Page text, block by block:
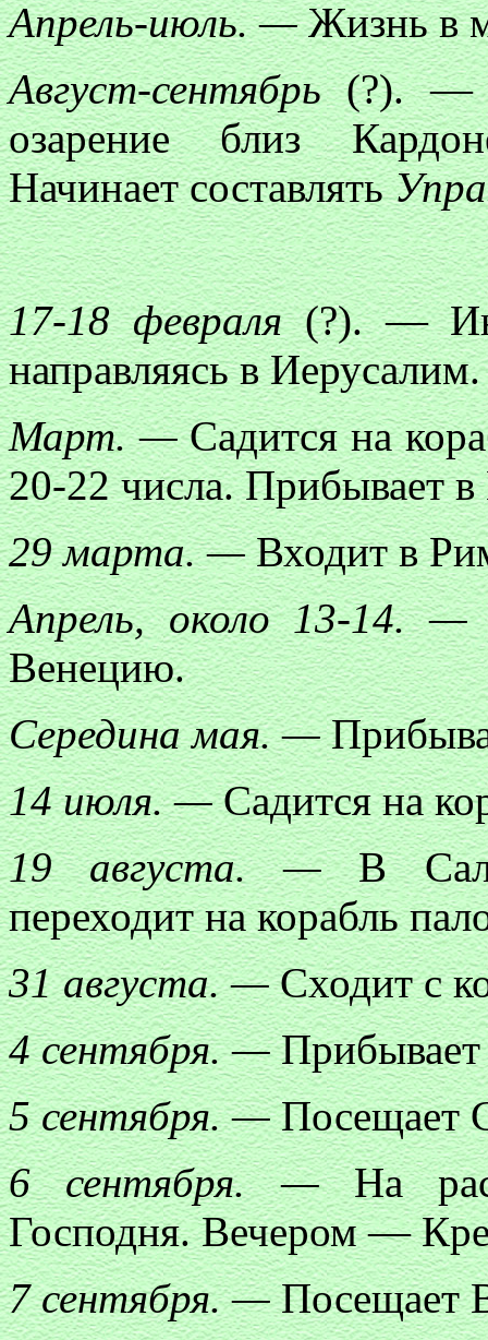
Апрель-июль. —Жизнь в
Август-сентябрь(?). —
озарение близ
Начинает составлять
17-18 февраля(?). —
направляясь в Иерусалим.
Март. —Садится на
20-22 числа. Прибывает в
29 марта. —Входит в
Апрель, около 13-14. —
Венецию.
Середина мая. —
14 июля. —Садится на
19 августа. —В
переходит на корабль
31 августа. —Сходит с
4 сентября. —Прибывает
5 сентября. —Посещает
6 сентября. —На
Господня. Вечером —
7 сентября. —Посещает